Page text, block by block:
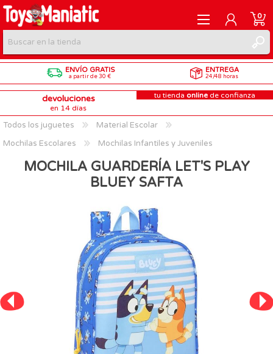
REGISTRARME
INICIAR SESIÓN
0
ENVÍO GRATIS
a partir de 30 €
ENTREGA
24/48 horas
devoluciones
en 14 días
tu tienda online de confianza
Todos los juguetes
Material Escolar
Mochilas Escolares
Mochilas Infantiles y Juveniles
MOCHILA GUARDERÍA LET'S PLAY
BLUEY SAFTA